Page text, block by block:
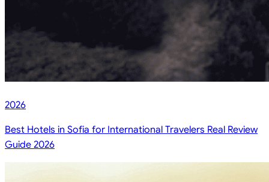
2026
Best Hotels in Sofia for International Travelers Real Review
Guide 2026